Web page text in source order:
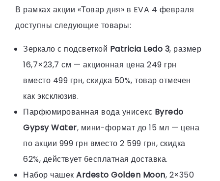
В рамках акции «Товар дня» в EVA 4 февраля
доступны следующие товары:
Зеркало с подсветкой Patricia Ledo 3, размер
16,7×23,7 см — акционная цена 249 грн
вместо 499 грн, скидка 50%, товар отмечен
как эксклюзив.
Парфюмированная вода унисекс Byredo
Gypsy Water, мини-формат до 15 мл — цена
по акции 999 грн вместо 2 599 грн, скидка
62%, действует бесплатная доставка.
Набор чашек Ardesto Golden Moon, 2×350